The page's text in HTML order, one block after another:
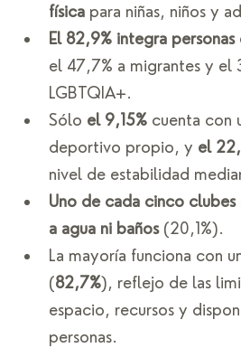
física para niñas, niños y
El 82,9% integra
el 47,7% a migrantes y el
LGBTQIA+.
Sólo el 9,15% cuenta con
deportivo propio, y el
nivel de estabilidad
Uno de cada cinco
a agua ni baños (20,1%).
La mayoría funciona con
(82,7%), reflejo de las
espacio, recursos y
personas.